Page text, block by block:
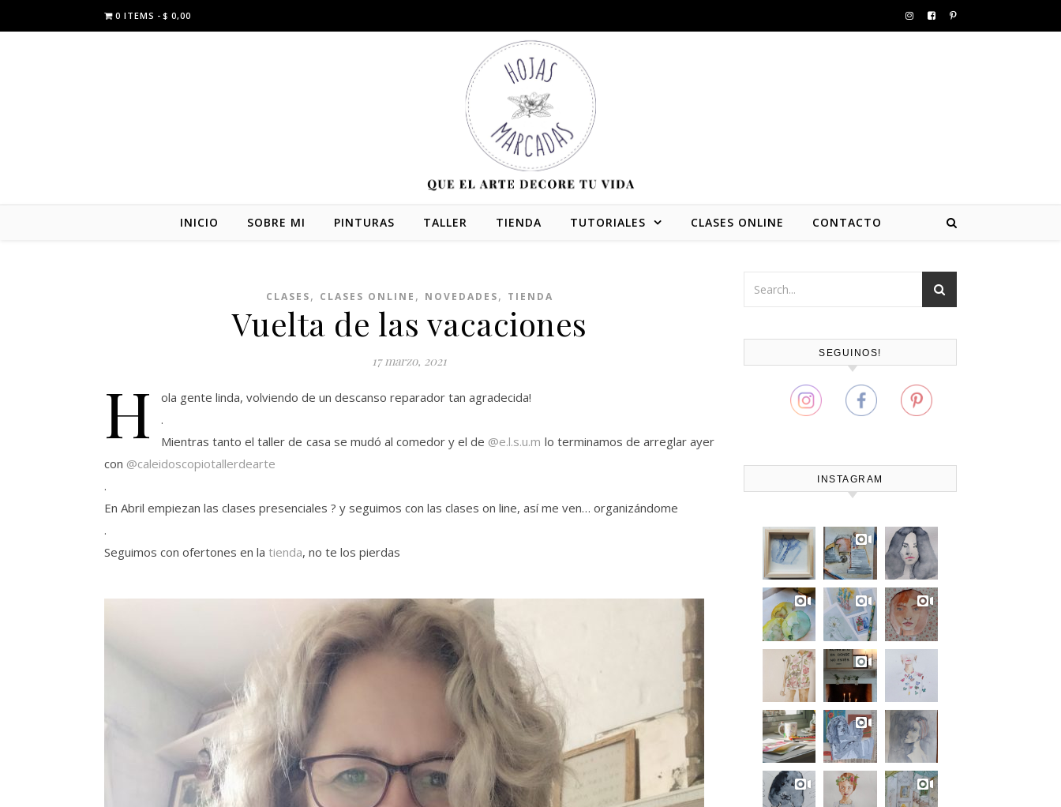
0 ITEMS $ 0,00
INICIO SOBRE MI PINTURAS TALLER TIENDA TUTORIALES CLASES ONLINE CONTACTO
CLASES, CLASES ONLINE , NOVEDADES, TIENDA
Vuelta de las vacaciones
17 marzo, 2021
H
ola gente linda, volviendo de un descanso reparador tan agradecida!
.
Mientras tanto el taller de casa se mudó al comedor y el de @e.l.s.u.m lo terminamos de arreglar ayer
con @caleidoscopiotallerdearte
.
En Abril empiezan las clases presenciales ? y seguimos con las clases on line, así me ven… organizándome
.
Seguimos con ofertones en la tienda, no te los pierdas
SEGUINOS!
INSTAGRAM